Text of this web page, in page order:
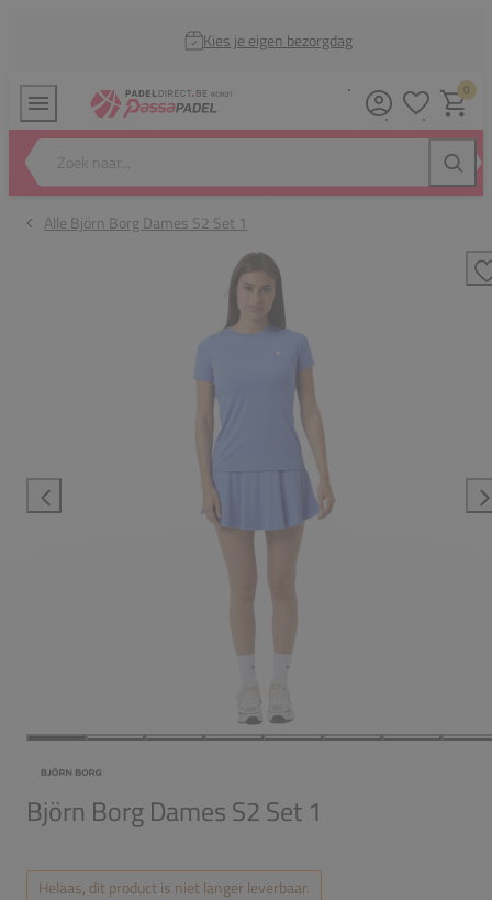
Kies je eigen bezorgdag
Zoek naar...
0
Alle Björn Borg Dames S2 Set 1
Björn Borg Dames S2 Set 1
Helaas, dit product is niet langer leverbaar.